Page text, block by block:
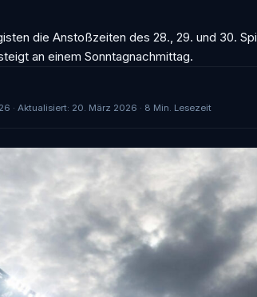
die Anstoßzeiten des 28., 29. und 30.
an einem Sonntagnachmittag.
· Aktualisiert: 20. März 2026 · 8 Min. Lesezeit